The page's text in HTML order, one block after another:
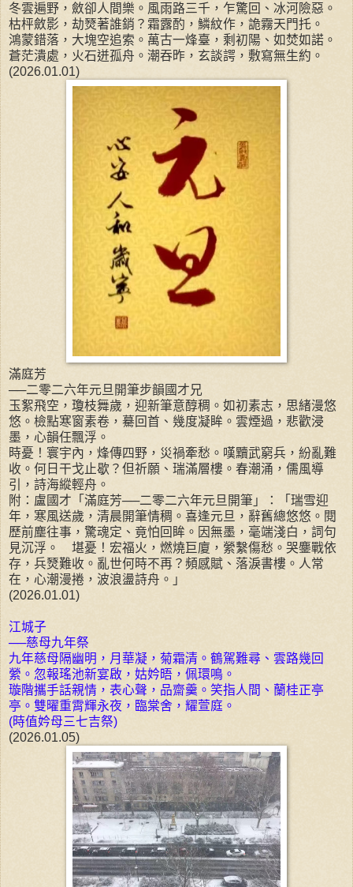
冬雲遍野，斂卻人間樂。風雨路三千，乍驚回、冰河險惡。
枯枰斂影，劫燹著誰銷？霜露酌，鱗紋作，詭霧天門托。
鴻蒙錯落，大塊空追索。萬古一烽臺，剩初陽、如焚如諾。
蒼茫潰處，火石迸孤舟。潮吞昨，玄談諤，敷寫無生約。
(2026.01.01)
滿庭芳
──二零二六年元旦開筆步韻國才兄
玉絮飛空，瓊枝舞歲，迎新筆意醇稠。如初素志，思緒漫悠
悠。檢點寒窗素卷，驀回首、幾度凝眸。雲煙過，悲歡浸
墨，心韻任飄浮。
時憂！寰宇內，烽傳四野，災禍牽愁。嘆黷武窮兵，紛亂難
收。何日干戈止歇？但祈願、瑞滿層樓。春潮涌，儒風導
引，詩海縱輕舟。
附：盧國才「滿庭芳──二零二六年元旦開筆」：「瑞雪迎
年，寒風送歲，清晨開筆情稠。喜逢元旦，辭舊總悠悠。閱
歷前塵往事，驚魂定、竟怕回眸。因無墨，毫端淺白，詞句
見沉浮。 堪憂！宏福火，燃燒巨廈，縈繫傷愁。哭鏖戰依
存，兵燹難收。亂世何時不再？頻感賦、落淚書樓。人常
在，心潮漫捲，波浪盪詩舟。」
(2026.01.01)
江城子
──慈母九年祭
九年慈母隔幽明，月華凝，菊霜清。鶴駕難尋、雲路幾回
縈。忽報瑤池新宴啟，姑妗晤，佩環鳴。
璇階攜手話親情，表心聲，品齋羹。笑指人間、蘭桂正亭
亭。雙曜重霄輝永夜，臨棠舍，耀萱庭。
(時值妗母三七吉祭)
(2026.01.05)